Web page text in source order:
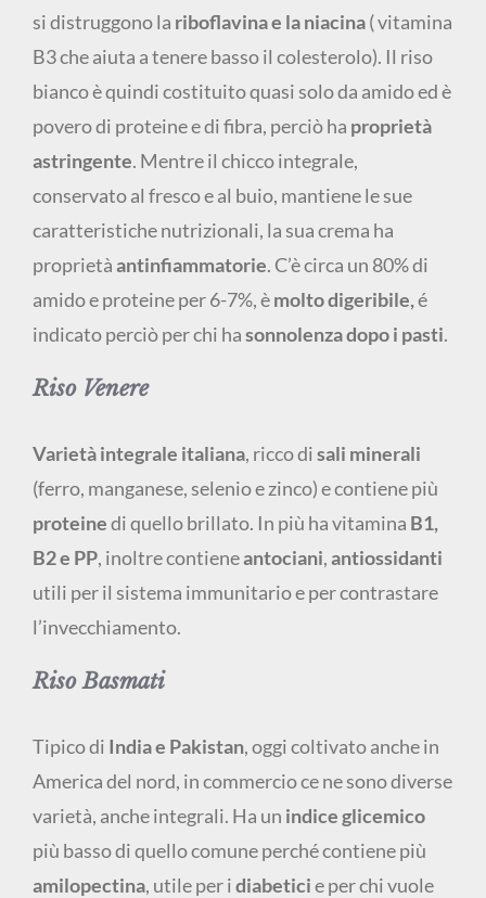
si distruggono la riboflavina e la niacina( vitamina
B3 che aiuta a tenere basso il colesterolo). Il riso
bianco è quindi costituito quasi solo da amido ed è
povero di proteine e di fibra, perciò ha proprietà
astringente. Mentre il chicco integrale,
conservato al fresco e al buio, mantiene le sue
caratteristiche nutrizionali, la sua crema ha
proprietàantinfiammatorie. C’è circa un 80% di
amido e proteine per 6-7%, èmolto digeribile,é
indicato perciò per chi hasonnolenza dopo i pasti.
Riso Venere
Varietà integrale italiana, ricco disali minerali
(ferro, manganese, selenio e zinco) e contiene più
proteinedi quello brillato. In più ha vitamina B1,
B2 e PP, inoltre contieneantociani,antiossidanti
utili per il sistema immunitario e per contrastare
l’invecchiamento.
Riso Basmati
Tipico di India e Pakistan, oggi coltivato anche in
America del nord, in commercio ce ne sono diverse
varietà, anche integrali. Ha un indice glicemico
più basso di quello comune perché contiene più
amilopectina, utile per idiabeticie per chi vuole